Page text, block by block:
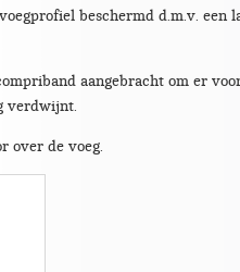
beschermd d.m.v. een
aangebracht om er
verdwijnt.
over de voeg.